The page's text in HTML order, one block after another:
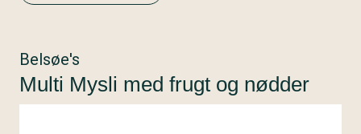
Belsøe's
Multi Mysli med frugt og nødder